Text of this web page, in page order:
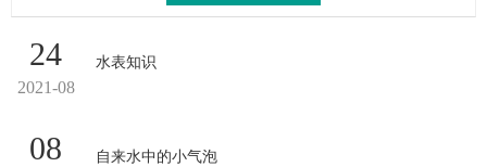
24
2021-08
水表知识
08 自来水中的小气泡